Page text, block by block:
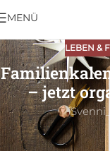
MENÜ
LEBEN &
– jetzt
Es ist wieder so weit: